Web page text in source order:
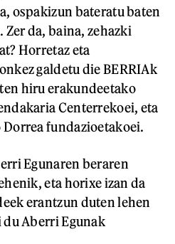
ospakizun bateratu baten
da, baina, zehazki
Horretaz eta
galdetu die BERRIAk
hiru erakundeetako
Centerrekoei, eta
Dorrea fundazioetakoei.
Egunaren beraren
eta horixe izan da
erantzun duten lehen
du Aberri Egunak